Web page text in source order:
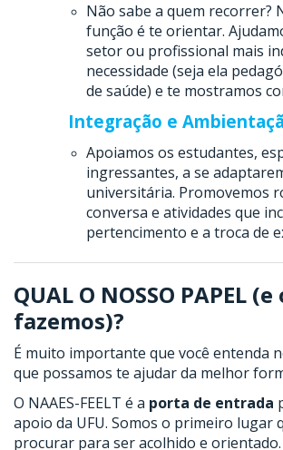
Não sabe a quem recorrer?
função é te orientar.
setor ou profissional mais
necessidade (seja ela
de saúde) e te mostramos
Integração e
Apoiamos os estudantes,
ingressantes, a se
universitária. Promovemos
conversa e atividades que
pertencimento e a troca de
QUAL O NOSSO PAPEL
fazemos)?
É muito importante que você entenda
que possamos te ajudar da melhor
O NAAES-FEELT é a porta de entrada
apoio da UFU. Somos o primeiro lugar
procurar para ser acolhido e orientado.